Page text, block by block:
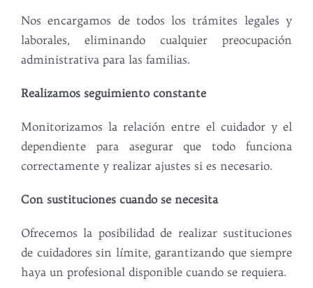
Nos encargamos de todos los trámites legales y
laborales, eliminando cualquier preocupación
administrativa para las familias.
Realizamos seguimiento constante
Monitorizamos la relación entre el cuidador y el
dependiente para asegurar que todo funciona
correctamente y realizar ajustes si es necesario.
Con sustituciones cuando se necesita
Ofrecemos la posibilidad de realizar sustituciones
de cuidadores sin límite, garantizando que siempre
haya un profesional disponible cuando se requiera.